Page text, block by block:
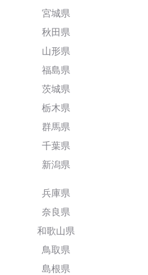
宮城県
秋田県
山形県
福島県
茨城県
栃木県
群馬県
千葉県
新潟県
兵庫県
奈良県
和歌山県
鳥取県
島根県